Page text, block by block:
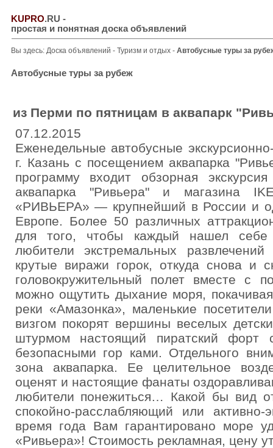
KUPRO.RU -
простая и понятная доска объявлений
Вы здесь: Доска объявлений - Туризм и отдых - Автобусные туры за
Автобусные туры за рубеж
из Перми по пятницам в аквапарк
07.12.2015
Еженедельные автобусные
г. Казань с посещением аквапарка
программу входит обзорная
аквапарка "Ривьера" и магазина
«РИВЬЕРА» — крупнейший в России и
Европе. Более 50 различных
для того, чтобы каждый нашел
любители экстремальных
крутые виражи горок, откуда снова и
головокружительный полет вместе с
можно ощутить дыхание моря,
реки «Амазонка», маленькие
визгом покорят вершины веселых
штурмом настоящий пиратский
безопасными гор ками. Отдельного
зона аквапарка. Ее целительное
оценят и настоящие фанаты
любители понежиться… Какой бы вид
спокойно-расслабляющий или
время года Вам гарантировано море
«Ривьера»! Стоимость рекламная, цену